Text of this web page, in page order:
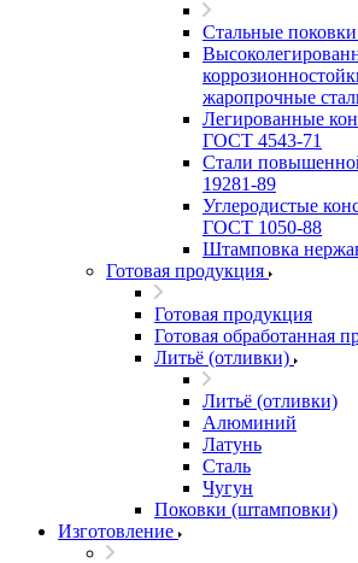
Стальные
жаропрочные
Легированные
ГОСТ 4543-71
Стали
19281-89
Углеродистые
ГОСТ 1050-88
Штамповка
Готовая продукция
Готовая продукция
Готовая обработанная
Литьё (отливки)
Литьё (отливки)
Алюминий
Латунь
Сталь
Чугун
Поковки (штамповки)
Изготовление